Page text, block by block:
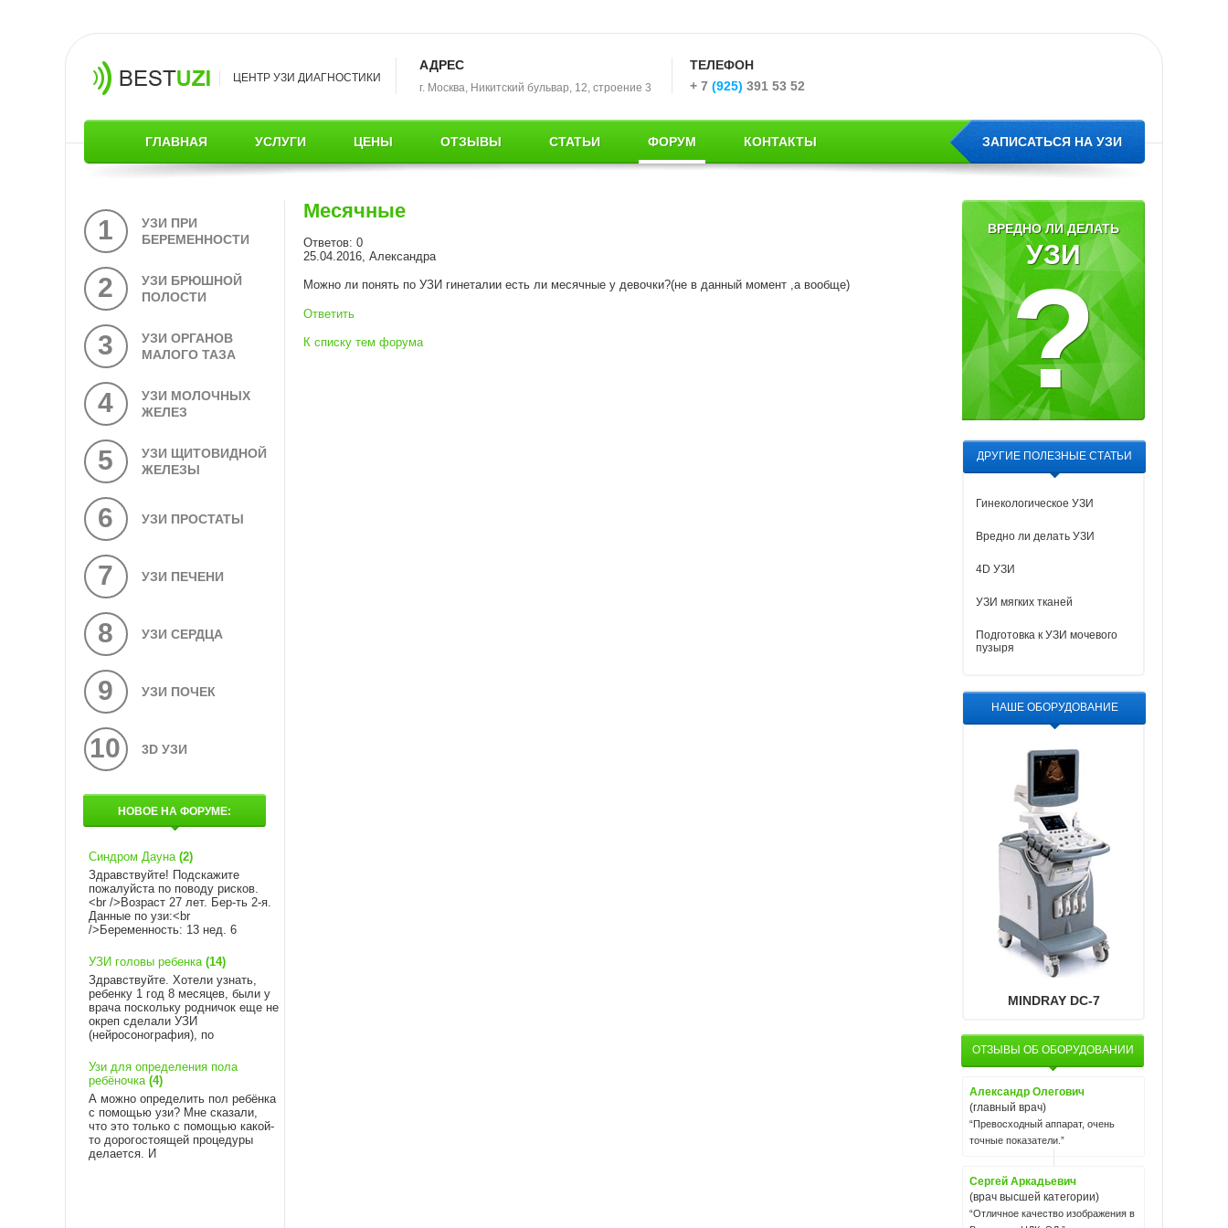
ЦЕНТР УЗИ ДИАГНОСТИКИ
АДРЕС
г. Москва, Никитский бульвар, 12, строение 3
ТЕЛЕФОН
+ 7 (925) 391 53 52
ГЛАВНАЯ УСЛУГИ ЦЕНЫ ОТЗЫВЫ СТАТЬИ ФОРУМ КОНТАКТЫ ЗАПИСАТЬСЯ НА УЗИ
Месячные
Ответов: 0
25.04.2016, Александра
Можно ли понять по УЗИ гинеталии есть ли месячные у девочки?(не в данный момент ,а вообще)
Ответить
К списку тем форума
ВРЕДНО ЛИ ДЕЛАТЬ
УЗИ
?
ДРУГИЕ ПОЛЕЗНЫЕ СТАТЬИ
Гинекологическое УЗИ
Вредно ли делать УЗИ
4D УЗИ
УЗИ мягких тканей
Подготовка к УЗИ мочевого
пузыря
НАШЕ ОБОРУДОВАНИЕ
MINDRAY DC-7
ОТЗЫВЫ ОБ ОБОРУДОВАНИИ
Александр Олегович
(главный врач)
“Превосходный аппарат, очень
точные показатели.”
Сергей Аркадьевич
(врач высшей категории)
“Отличное качество изображения в
1
УЗИ ПРИ
БЕРЕМЕННОСТИ
2
УЗИ БРЮШНОЙ
ПОЛОСТИ
3
УЗИ ОРГАНОВ
МАЛОГО ТАЗА
4
УЗИ МОЛОЧНЫХ
ЖЕЛЕЗ
5
УЗИ ЩИТОВИДНОЙ
ЖЕЛЕЗЫ
6 УЗИ ПРОСТАТЫ
7 УЗИ ПЕЧЕНИ
8 УЗИ СЕРДЦА
9 УЗИ ПОЧЕК
10 3D УЗИ
НОВОЕ НА ФОРУМЕ:
Синдром Дауна (2)
Здравствуйте! Подскажите
пожалуйста по поводу рисков.
<br />Возраст 27 лет. Бер-ть 2-я.
Данные по узи:<br
/>Беременность: 13 нед. 6
УЗИ головы ребенка (14)
Здравствуйте. Хотели узнать,
ребенку 1 год 8 месяцев, были у
врача поскольку родничок еще не
окреп сделали УЗИ
(нейросонография), по
Узи для определения пола
ребёночка (4)
А можно определить пол ребёнка
с помощью узи? Мне сказали,
что это только с помощью какой-
то дорогостоящей процедуры
делается. И